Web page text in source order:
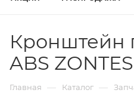
Кронштейн
ABS
Главная — Каталог —